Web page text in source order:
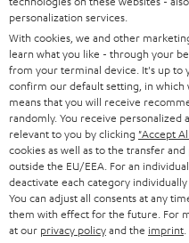
Welche
Welche Lautsprecher du nutzt,
Fragen ab. Zum einen ist die
vorhandenes Equipment, wie z. B.
und zum anderen deine
Genres du die Lautsprecher eher
oder elektronische Musik
Standlautsprecher mit Bassreflex-
Falls du eher zu den Rock- oder
Hochtonbereich besonders
Lautsprecher auf eben diese
nach3-Wege-Prinziphaben den
über denAV-Receiver aufnehmen
u
n
g
SOUNDBARS
STEREO
SMART HOME
BLUETOOTH-LAUTSPRECHER
KOPFHÖRER
BLUETOOTH-KOPFHÖRER
PRESSE & MARKETING
GESCHÄFTSKUNDEN
PARTNERPROGRAMM
BLOG
NEWSLETTER
DEUTSCHLAND
ÖSTERREICH
SCHWEIZ
NIEDERLANDE
BELGIEN
personalization services.
With cookies, we and other
learn what you like - through your
from your terminal device. It's up to
confirm our default setting, in which
means that you will receive
randomly. You receive
relevant to you by clicking "Accept
cookies as well as to the transfer
outside the EU/EEA. For an
deactivate each category
You can adjust all consents at any
them with effect for the future. For
at our privacy policyand the imprint